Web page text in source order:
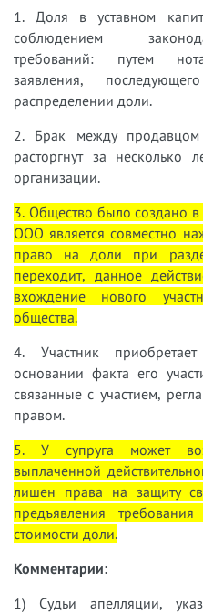
1. Доля в уставном
соблюдением
требований: путем
заявления,
распределении доли.
2. Брак между
расторгнут за несколько
организации.
3. Общество было создано
ООО является совместно
право на доли при
переходит, данное
вхождение нового
общества.
4. Участник
основании факта его
связанные с участием,
правом.
5. У супруга может
выплаченной
лишен права на защиту
предъявления
стоимости доли.
Комментарии:
1) Судьи апелляции,